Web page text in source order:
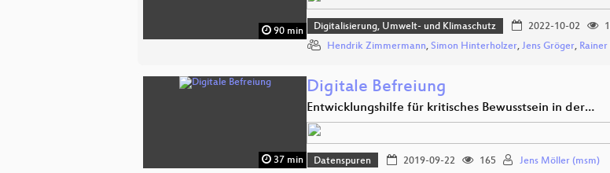
90 min Digitalisierung, Umwelt- und Klimaschutz 2022-10-02
Hendrik Zimmermann, Simon Hinterholzer, Jens Gröger,
37 min
Digitale Befreiung
Entwicklungshilfe für kritisches Bewusstsein in der…
Datenspuren 2019-09-22 165 Jens Möller (msm)